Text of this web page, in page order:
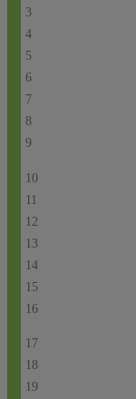
3
4
5
6
7
8
9
10
11
12
13
14
15
16
17
18
19